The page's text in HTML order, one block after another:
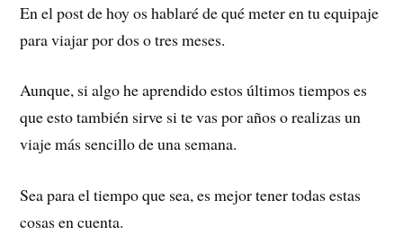
En el post de hoy os hablaré de qué meter en tu equipaje
para viajar por dos o tres meses.
Aunque, si algo he aprendido estos últimos tiempos es
que esto también sirve si te vas por años o realizas un
viaje más sencillo de una semana.
Sea para el tiempo que sea, es mejor tener todas estas
cosas en cuenta.